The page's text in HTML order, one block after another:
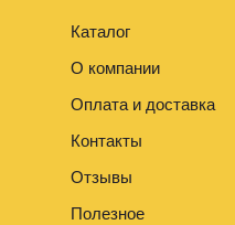
Каталог
О компании
Оплата и доставка
Контакты
Отзывы
Полезное